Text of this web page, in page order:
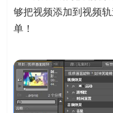
够把视频添加到视频
单！